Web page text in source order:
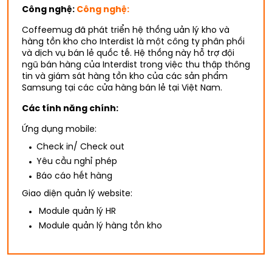
Công nghệ: Công nghệ:
Coffeemug đã phát triển hệ thống uản lý kho và
hàng tồn kho cho Interdist là một công ty phân phối
và dịch vụ bán lẻ quốc tế. Hệ thống này hỗ trợ đội
ngũ bán hàng của Interdist trong việc thu thập thông
tin và giám sát hàng tồn kho của các sản phẩm
Samsung tại các cửa hàng bán lẻ tại Việt Nam.
Các tính năng chính:
Ứng dụng mobile:
Check in/ Check out
Yêu cầu nghỉ phép
Báo cáo hết hàng
Giao diện quản lý website:
Module quản lý HR
Module quản lý hàng tồn kho